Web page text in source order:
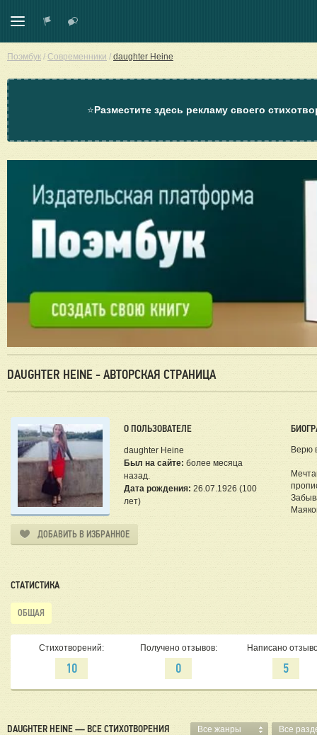
Поэмбук / Современники / daughter Heine
⭐Разместите здесь рекламу своего
DAUGHTER HEINE - АВТОРСКАЯ СТРАНИЦА
О ПОЛЬЗОВАТЕЛЕ
daughter Heine
Был на сайте: более месяца
назад.
Дата рождения: 26.07.1926 (100
лет)
ДОБАВИТЬ В ИЗБРАННОЕ
Верю
СТАТИСТИКА
ОБЩАЯ
Стихотворений:
10
Получено отзывов:
0
Написано
5
DAUGHTER HEINE — ВСЕ СТИХОТВОРЕНИЯ Все жанры Все